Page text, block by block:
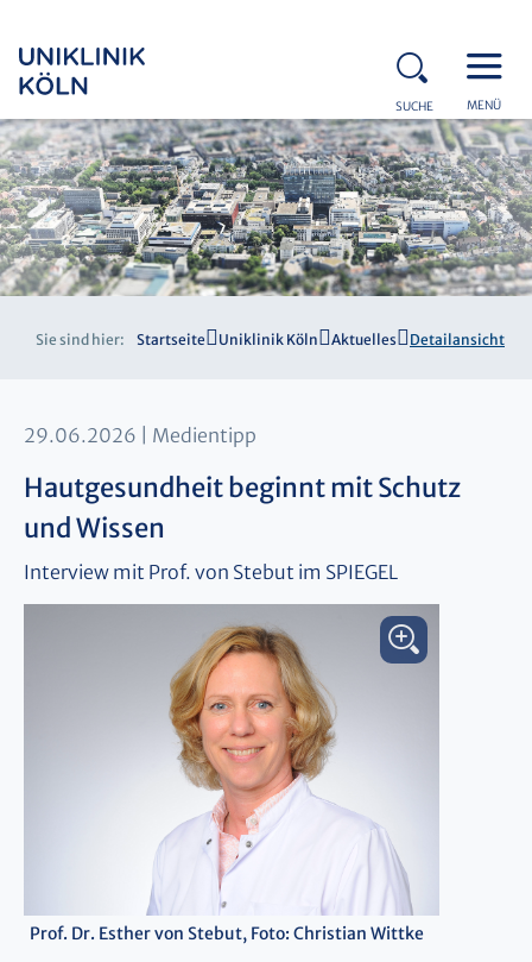
SUCHE MENÜ
Sie sind hier: Startseite Uniklinik Köln Aktuelles Detailansicht
29.06.2026 Medientipp
Hautgesundheit beginnt mit Schutz
und Wissen
Interview mit Prof. von Stebut im SPIEGEL
Prof. Dr. Esther von Stebut, Foto: Christian Wittke